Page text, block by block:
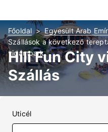
Főoldal
Egyesült Arab
Szállások a következő
vidámpark
Hili Fun City
Szállás
Uticél